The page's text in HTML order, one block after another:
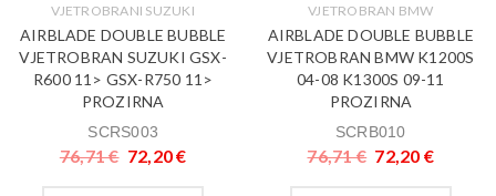
VJETROBRANI SUZUKI
AIRBLADE DOUBLE BUBBLE
VJETROBRAN SUZUKI GSX-
R600 11> GSX-R750 11>
PROZIRNA
SCRS003
76,71€ 72,20€
VJETROBRAN BMW
AIRBLADE DOUBLE BUBBLE
VJETROBRAN BMW K1200S
04-08 K1300S 09-11
PROZIRNA
SCRB010
76,71€ 72,20 €